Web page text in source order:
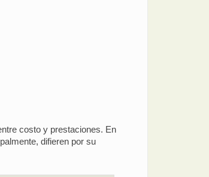
costo y prestaciones. En
difieren por su